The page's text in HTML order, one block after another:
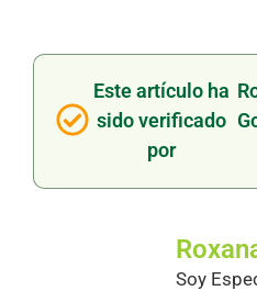
Este artículo ha
sido verificado
por
Soy